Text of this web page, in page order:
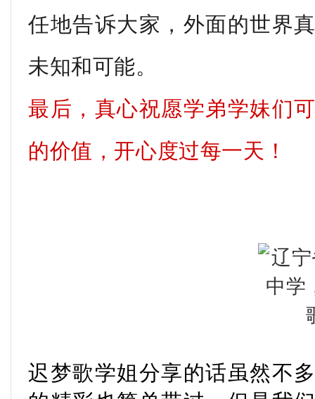
任地告诉大家，外面的世界
未知和可能。
最后，真心祝愿学弟学妹们
的价值，开心度过每一天！
迟梦歌学姐分享的话虽然不